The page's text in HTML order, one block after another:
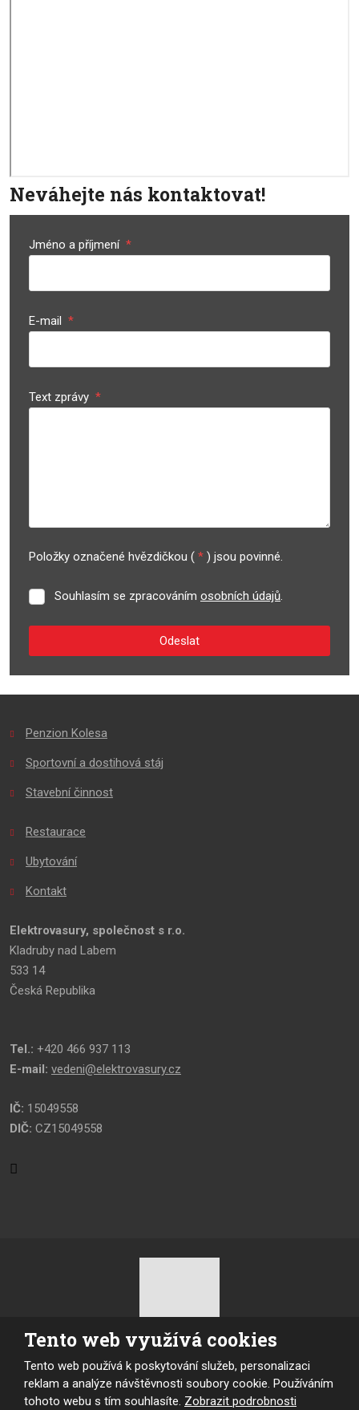
Neváhejte nás kontaktovat!
Jméno a příjmení *
E-mail *
Text zprávy *
Položky označené hvězdičkou ( * ) jsou povinné.
Souhlasím
zpracováním
Souhlasím se zpracováním osobních údajů.
Odeslat
se
odeslat.
Penzion Kolesa
Sportovní a dostihová stáj
Stavební činnost
Restaurace
Ubytování
Kontakt
Elektrovasury, společnost s r.o.
Kladruby nad Labem
533 14
Česká Republika
Tel.: +420 466 937 113
E-mail: vedeni@elektrovasury.cz
IČ: 15049558
DIČ: CZ15049558
Mapa stránek | Podmínky použití | Ochrana osobních údajů
VYROBILA
Tento web využívá cookies
Tento web používá k poskytování služeb, personalizaci
reklam a analýze návštěvnosti soubory cookie. Používáním
tohoto webu s tím souhlasíte. Zobrazit podrobnosti